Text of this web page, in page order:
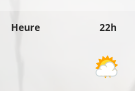
Heure 22h